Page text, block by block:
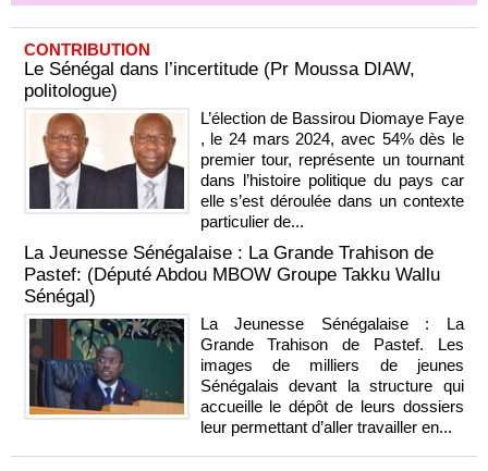
CONTRIBUTION
Le Sénégal dans l’incertitude (Pr Moussa DIAW,
politologue)
L’élection de Bassirou Diomaye Faye
, le 24 mars 2024, avec 54% dès le
premier tour, représente un tournant
dans l’histoire politique du pays car
elle s’est déroulée dans un contexte
particulier de...
La Jeunesse Sénégalaise : La Grande Trahison de
Pastef: (Député Abdou MBOW Groupe Takku Wallu
Sénégal)
La Jeunesse Sénégalaise : La
Grande Trahison de Pastef. Les
images de milliers de jeunes
Sénégalais devant la structure qui
accueille le dépôt de leurs dossiers
leur permettant d’aller travailler en...